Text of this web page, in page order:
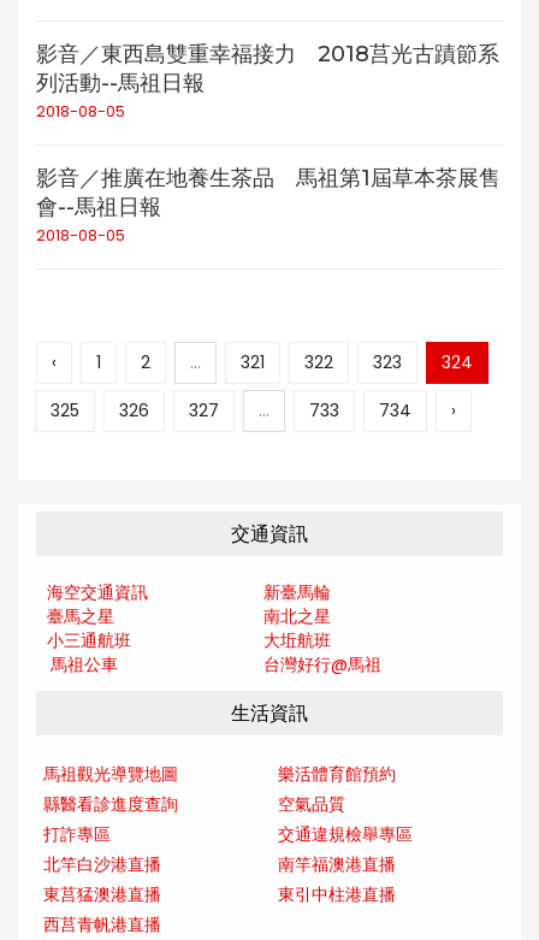
影音／東西島雙重幸福接力 2018莒光古蹟節系
列活動--馬祖日報
2018-08-05
影音／推廣在地養生茶品 馬祖第1屆草本茶展售
會--馬祖日報
2018-08-05
‹ 1 2 ... 321 322 323
324
325
326 327 ... 733 734 ›
交通資訊
海空交通資訊
新臺馬輪
臺馬之星
南北之星
小三通航班
大坵航班
馬祖公車
台灣好行@馬祖
生活資訊
馬祖觀光導覽地圖
樂活體育館預約
縣醫看診進度查詢
空氣品質
打詐專區
交通違規檢舉專區
北竿白沙港直播
南竿福澳港直播
東莒猛澳港直播
東引中柱港直播
西莒青帆港直播